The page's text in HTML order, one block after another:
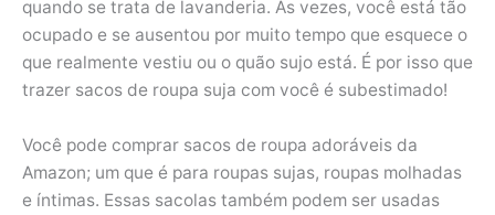
quando se trata de lavanderia. Às vezes, você está tão
ocupado e se ausentou por muito tempo que esquece o
que realmente vestiu ou o quão sujo está. É por isso que
trazer sacos de roupa suja com você é subestimado!
Você pode comprar sacos de roupa adoráveis ​​da
Amazon; um que é para roupas sujas, roupas molhadas
e íntimas. Essas sacolas também podem ser usadas